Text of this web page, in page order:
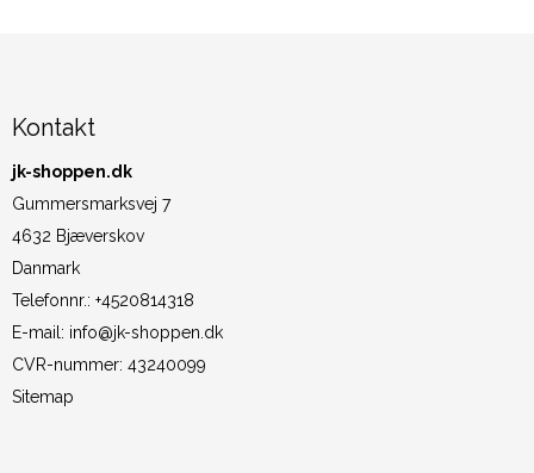
Kontakt
jk-shoppen.dk
Gummersmarksvej 7
4632 Bjæverskov
Danmark
Telefonnr.: +4520814318
E-mail : info@jk-shoppen.dk
CVR-nummer: 43240099
Sitemap